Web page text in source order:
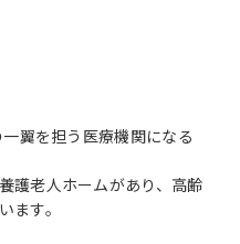
翼を担う医療機関になる
護老人ホームがあり、高齢
ます。